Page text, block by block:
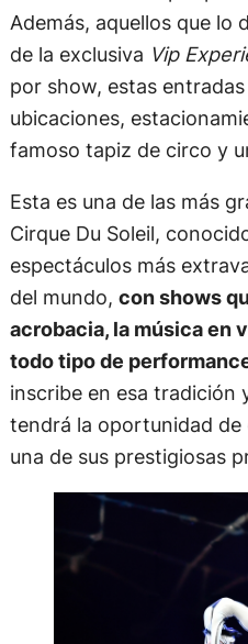
Además, aquellos que lo
de la exclusiva Vip
por show, estas
ubicaciones,
famoso tapiz de circo y
Esta es una de las más
Cirque Du Soleil,
espectáculos más
del mundo, con shows
acrobacia, la música en
todo tipo de
inscribe en esa tradición
tendrá la oportunidad
una de sus prestigiosas